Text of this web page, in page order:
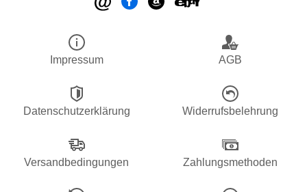
Impressum AGB
Datenschutzerklärung Widerrufsbelehrung
Versandbedingungen Zahlungsmethoden